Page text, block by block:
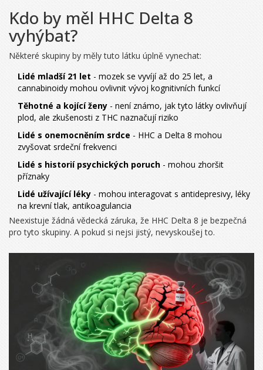
Kdo by měl HHC Delta 8
vyhýbat?
Některé skupiny by měly tuto látku úplně vynechat:
Lidé mladší 21 let - mozek se vyvíjí až do 25 let, a
cannabinoidy mohou ovlivnit vývoj kognitivních funkcí
Těhotné a kojící ženy - není známo, jak tyto látky ovlivňují
plod, ale zkušenosti z THC naznačují riziko
Lidé s onemocněním srdce - HHC a Delta 8 mohou
zvyšovat srdeční frekvenci
Lidé s historií psychických poruch - mohou zhoršit
příznaky
Lidé užívající léky - mohou interagovat s antidepresivy, léky
na krevní tlak, antikoagulancia
Neexistuje žádná vědecká záruka, že HHC Delta 8 je bezpečná
pro tyto skupiny. A pokud si nejsi jistý, nevyskoušej to.